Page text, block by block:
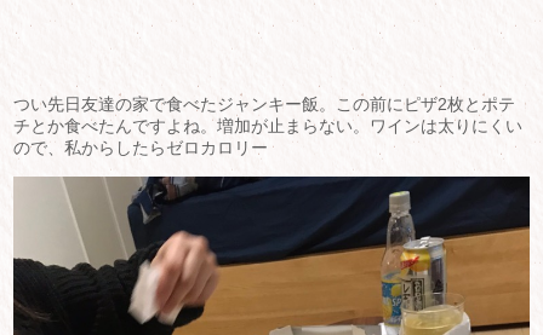
つい先日友達の家で食べたジャンキー飯。この前にピザ2枚とポテ
チとか食べたんですよね。増加が止まらない。ワインは太りにくい
ので、私からしたらゼロカロリー